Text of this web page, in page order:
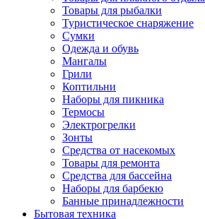
Товары для рыбалки
Туристическое снаряжение
Сумки
Одежда и обувь
Мангалы
Грили
Коптильни
Наборы для пикника
Термосы
Электрогрелки
Зонты
Средства от насекомых
Товары для ремонта
Средства для бассейна
Наборы для барбекю
Банные принадлежности
Бытовая техника